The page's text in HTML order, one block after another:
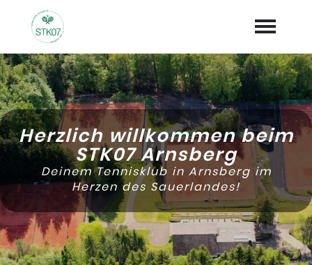
Startseite
News
Vereinskalender
Der Klub expand_more
Mannschaften
Klub Mitglied werden
Herzlich willkommen beim
STK07 Arnsberg
Deinem Tennisklub in Arnsberg im
Herzen des Sauerlandes!